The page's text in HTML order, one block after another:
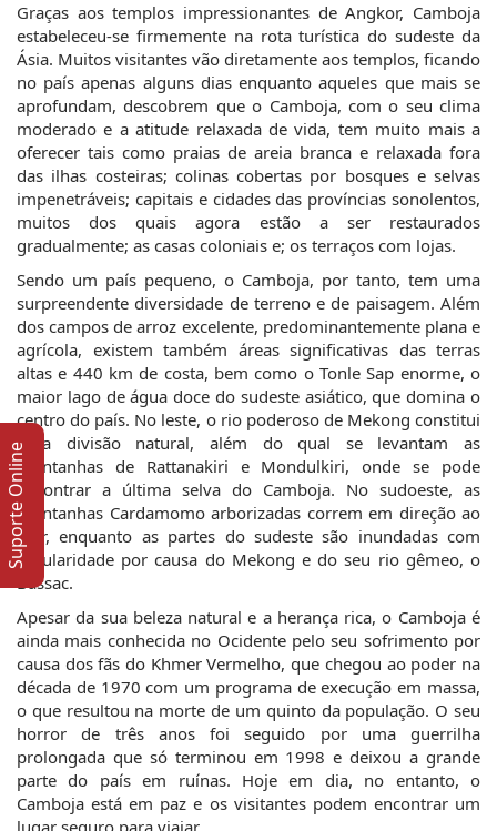
Graças aos templos impressionantes de Angkor, Camboja
estabeleceu-se firmemente na rota turística do sudeste da
Ásia. Muitos visitantes vão diretamente aos templos, ficando
no país apenas alguns dias enquanto aqueles que mais se
aprofundam, descobrem que o Camboja, com o seu clima
moderado e a atitude relaxada de vida, tem muito mais a
oferecer tais como praias de areia branca e relaxada fora
das ilhas costeiras; colinas cobertas por bosques e selvas
impenetráveis; capitais e cidades das províncias sonolentos,
muitos dos quais agora estão a ser restaurados
gradualmente; as casas coloniais e; os terraços com lojas.
Sendo um país pequeno, o Camboja, por tanto, tem uma
surpreendente diversidade de terreno e de paisagem. Além
dos campos de arroz excelente, predominantemente plana e
agrícola, existem também áreas significativas das terras
altas e 440 km de costa, bem como o Tonle Sap enorme, o
maior lago de água doce do sudeste asiático, que domina o
centro do país. No leste, o rio poderoso de Mekong constitui
uma divisão natural, além do qual se levantam as
montanhas de Rattanakiri e Mondulkiri, onde se pode
encontrar a última selva do Camboja. No sudoeste, as
montanhas Cardamomo arborizadas correm em direção ao
mar, enquanto as partes do sudeste são inundadas com
regularidade por causa do Mekong e do seu rio gêmeo, o
Bassac.
Apesar da sua beleza natural e a herança rica, o Camboja é
ainda mais conhecida no Ocidente pelo seu sofrimento por
causa dos fãs do Khmer Vermelho, que chegou ao poder na
década de 1970 com um programa de execução em massa,
o que resultou na morte de um quinto da população. O seu
horror de três anos foi seguido por uma guerrilha
prolongada que só terminou em 1998 e deixou a grande
parte do país em ruínas. Hoje em dia, no entanto, o
Camboja está em paz e os visitantes podem encontrar um
Suporte Online